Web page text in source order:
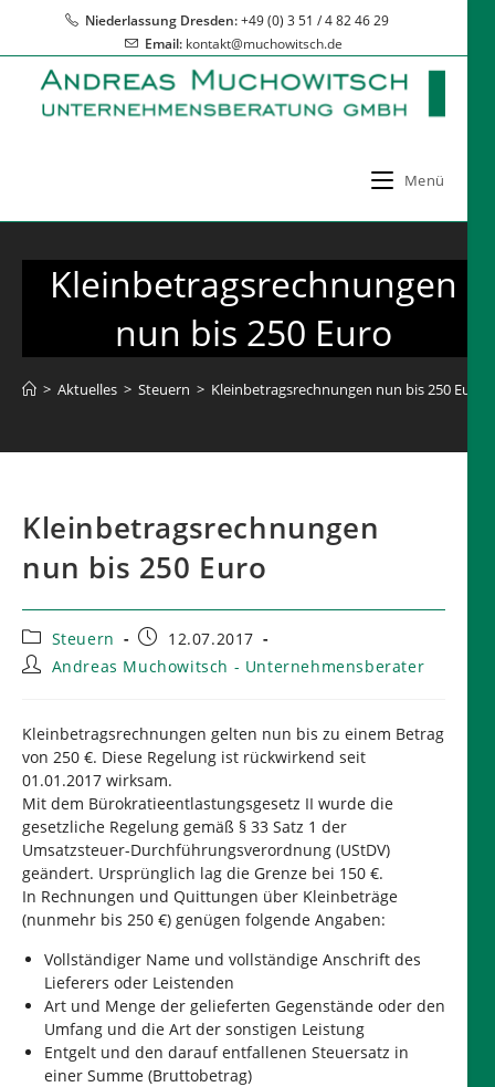
springen
Niederlassung Dresden:+49 (0) 3 51 / 4 82 46 29
Email: kontakt@muchowitsch.de
Menü
Kleinbetragsrechnungen
nun bis 250 Euro
> Aktuelles > Steuern > Kleinbetragsrechnungen nun bis 250 Euro
Kleinbetragsrechnungen
nun bis 250 Euro
Beitrags-
Kategorie:
Steuern
Beitrag
veröffentlicht:
12.07.2017
Beitrags-
Andreas Muchowitsch - Unternehmensberater
Kleinbetragsrechnungen gelten nun bis zu einem Betrag
von 250 €. Diese Regelung ist rückwirkend seit
01.01.2017 wirksam.
Mit dem Bürokratieentlastungsgesetz II wurde die
gesetzliche Regelung gemäß § 33 Satz 1 der
Umsatzsteuer-Durchführungsverordnung (UStDV)
geändert. Ursprünglich lag die Grenze bei 150 €.
In Rechnungen und Quittungen über Kleinbeträge
(nunmehr bis 250 €) genügen folgende Angaben:
Vollständiger Name und vollständige Anschrift des
Lieferers oder Leistenden
Art und Menge der gelieferten Gegenstände oder den
Umfang und die Art der sonstigen Leistung
Entgelt und den darauf entfallenen Steuersatz in
einer Summe (Bruttobetrag)